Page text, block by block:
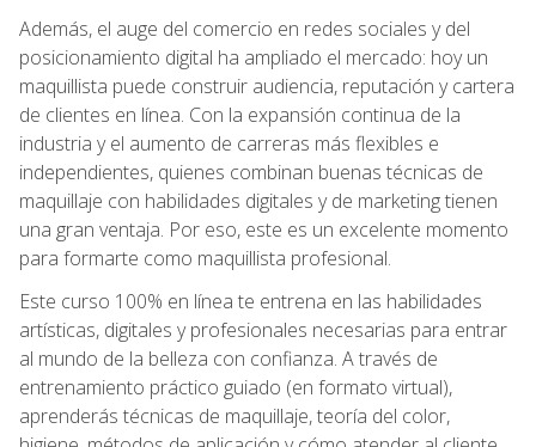
Además, el auge del comercio en redes sociales y del
posicionamiento digital ha ampliado el mercado: hoy un
maquillista puede construir audiencia, reputación y cartera
de clientes en línea. Con la expansión continua de la
industria y el aumento de carreras más flexibles e
independientes, quienes combinan buenas técnicas de
maquillaje con habilidades digitales y de marketing tienen
una gran ventaja. Por eso, este es un excelente momento
para formarte como maquillista profesional.
Este curso 100% en línea te entrena en las habilidades
artísticas, digitales y profesionales necesarias para entrar
al mundo de la belleza con confianza. A través de
entrenamiento práctico guiado (en formato virtual),
aprenderás técnicas de maquillaje, teoría del color,